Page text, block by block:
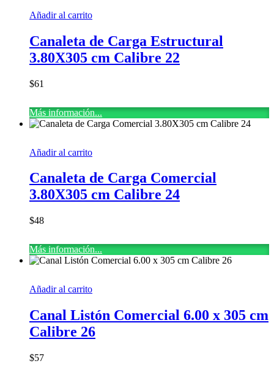
Añadir al carrito
Canaleta de Carga Estructural
3.80X305 cm Calibre 22
$61
Más información...
Añadir al carrito
Canaleta de Carga Comercial
3.80X305 cm Calibre 24
$48
Más información...
Añadir al carrito
Canal Listón Comercial 6.00 x 305 cm
Calibre 26
$57